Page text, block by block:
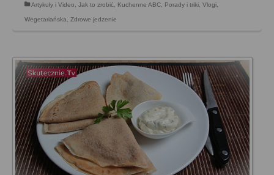
Artykuły i Video Jak to zrobić Kuchenne ABC Porady i triki Vlogi
Wegetariańska Zdrowe jedzenie